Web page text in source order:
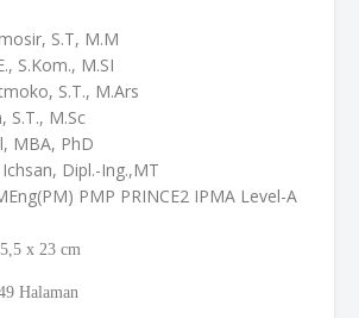
S.T, M.M
S.Kom., M.SI
S.T., M.Ars
S.T., M.Sc
MBA, PhD
Dipl.-Ing.,MT
PMP PRINCE2 IPMA Level-A
x 23 cm